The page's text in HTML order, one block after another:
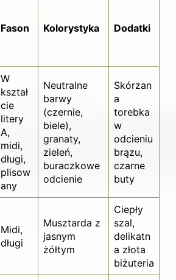
Fason Kolorystyka Dodatki
W
kształ
cie
litery
A,
midi,
długi,
plisow
any
Neutralne
barwy
(czernie,
biele),
granaty,
zieleń,
buraczkowe
odcienie
Skórzan
a
torebka
w
odcieniu
brązu,
czarne
buty
Midi,
długi
Musztarda z
jasnym
żółtym
Ciepły
szal,
delikatn
a złota
biżuteria